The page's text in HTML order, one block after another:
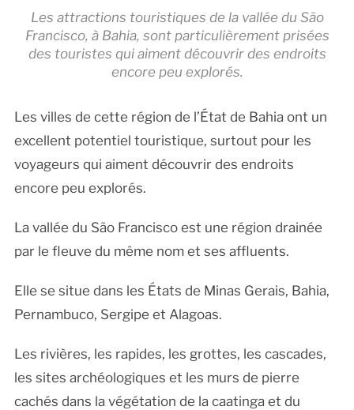
Les attractions touristiques de la vallée du São
Francisco, à Bahia, sont particulièrement prisées
des touristes qui aiment découvrir des endroits
encore peu explorés.
Les villes de cette région de l’État de Bahia ont un
excellent potentiel touristique, surtout pour les
voyageurs qui aiment découvrir des endroits
encore peu explorés.
La vallée du São Francisco est une région drainée
par le fleuve du même nom et ses affluents.
Elle se situe dans les États de Minas Gerais, Bahia,
Pernambuco, Sergipe et Alagoas.
Les rivières, les rapides, les grottes, les cascades,
les sites archéologiques et les murs de pierre
cachés dans la végétation de la caatinga et du